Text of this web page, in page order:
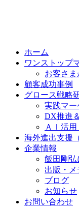
content
ホーム
ワンストップ
お客さ
顧客成功事例
グロース戦略
実践マー
DX推進
ＡＩ活用
海外進出支援
企業情報
飯田剛弘
出版・メ
ブログ
お知らせ
お問い合わせ